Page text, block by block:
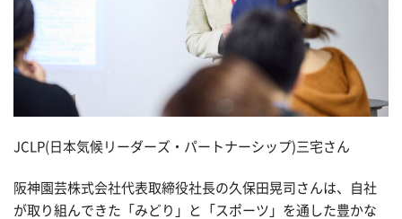
JCLP(日本気候リーダーズ・パートナーシップ)三宅さん
阪神園芸株式会社代表取締役社長の久保田晃司さんは、自社
が取り組んできた「みどり」と「スポーツ」を通した豊かな